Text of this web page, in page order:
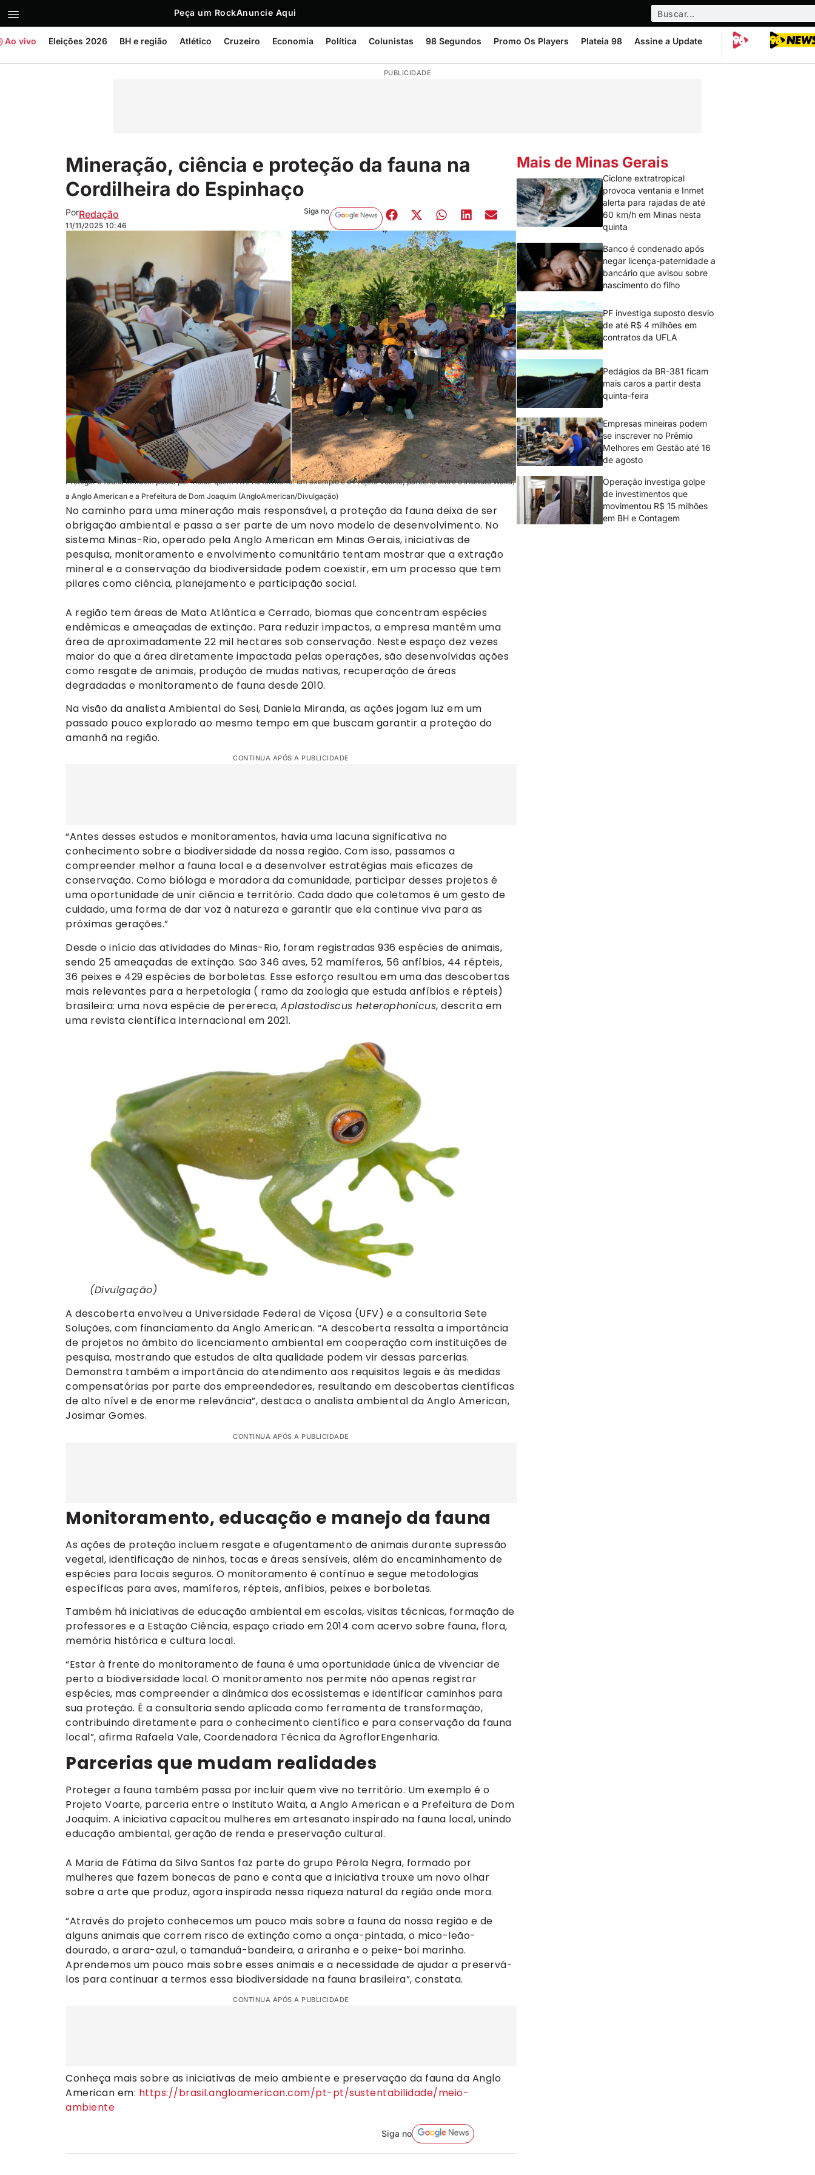
Peça um RockAnuncie Aqui
Ao vivo Eleições 2026 BH e região Atlético Cruzeiro Economia Política Colunistas 98 Segundos Promo Os Players Plateia 98 Assine a Update
PUBLICIDADE
Mineração, ciência e proteção da fauna na
Cordilheira do Espinhaço
PorRedação
11/11/2025 10:46
Siga no
Proteger a fauna também passa por incluir quem vive no território: um exemplo é o Projeto Voarte, parceria entre o Instituto Waita,
a Anglo American e a Prefeitura de Dom Joaquim (AngloAmerican/Divulgação)
No caminho para uma mineração mais responsável, a proteção da fauna deixa de ser
obrigação ambiental e passa a ser parte de um novo modelo de desenvolvimento. No
sistema Minas-Rio, operado pela Anglo American em Minas Gerais, iniciativas de
pesquisa, monitoramento e envolvimento comunitário tentam mostrar que a extração
mineral e a conservação da biodiversidade podem coexistir, em um processo que tem
pilares como ciência, planejamento e participação social.
A região tem áreas de Mata Atlântica e Cerrado, biomas que concentram espécies
endêmicas e ameaçadas de extinção. Para reduzir impactos, a empresa mantém uma
área de aproximadamente 22 mil hectares sob conservação. Neste espaço dez vezes
maior do que a área diretamente impactada pelas operações, são desenvolvidas ações
como resgate de animais, produção de mudas nativas, recuperação de áreas
degradadas e monitoramento de fauna desde 2010.
Na visão da analista Ambiental do Sesi, Daniela Miranda, as ações jogam luz em um
passado pouco explorado ao mesmo tempo em que buscam garantir a proteção do
amanhã na região.
CONTINUA APÓS A PUBLICIDADE
“Antes desses estudos e monitoramentos, havia uma lacuna significativa no
conhecimento sobre a biodiversidade da nossa região. Com isso, passamos a
compreender melhor a fauna local e a desenvolver estratégias mais eficazes de
conservação. Como bióloga e moradora da comunidade, participar desses projetos é
uma oportunidade de unir ciência e território. Cada dado que coletamos é um gesto de
cuidado, uma forma de dar voz à natureza e garantir que ela continue viva para as
próximas gerações.”
Desde o início das atividades do Minas-Rio, foram registradas 936 espécies de animais,
sendo 25 ameaçadas de extinção. São 346 aves, 52 mamíferos, 56 anfíbios, 44 répteis,
36 peixes e 429 espécies de borboletas. Esse esforço resultou em uma das descobertas
mais relevantes para a herpetologia ( ramo da zoologia que estuda anfíbios e répteis)
brasileira: uma nova espécie de perereca, Aplastodiscus heterophonicus, descrita em
uma revista científica internacional em 2021.
(Divulgação)
A descoberta envolveu a Universidade Federal de Viçosa (UFV) e a consultoria Sete
Soluções, com financiamento da Anglo American. “A descoberta ressalta a importância
de projetos no âmbito do licenciamento ambiental em cooperação com instituições de
pesquisa, mostrando que estudos de alta qualidade podem vir dessas parcerias.
Demonstra também a importância do atendimento aos requisitos legais e às medidas
compensatórias por parte dos empreendedores, resultando em descobertas científicas
de alto nível e de enorme relevância”, destaca o analista ambiental da Anglo American,
Josimar Gomes.
CONTINUA APÓS A PUBLICIDADE
Monitoramento, educação e manejo da fauna
As ações de proteção incluem resgate e afugentamento de animais durante supressão
vegetal, identificação de ninhos, tocas e áreas sensíveis, além do encaminhamento de
espécies para locais seguros. O monitoramento é contínuo e segue metodologias
específicas para aves, mamíferos, répteis, anfíbios, peixes e borboletas.
Também há iniciativas de educação ambiental em escolas, visitas técnicas, formação de
professores e a Estação Ciência, espaço criado em 2014 com acervo sobre fauna, flora,
memória histórica e cultura local.
“Estar à frente do monitoramento de fauna é uma oportunidade única de vivenciar de
perto a biodiversidade local. O monitoramento nos permite não apenas registrar
espécies, mas compreender a dinâmica dos ecossistemas e identificar caminhos para
sua proteção. É a consultoria sendo aplicada como ferramenta de transformação,
contribuindo diretamente para o conhecimento científico e para conservação da fauna
local”, afirma Rafaela Vale, Coordenadora Técnica da AgroflorEngenharia.
Parcerias que mudam realidades
Proteger a fauna também passa por incluir quem vive no território. Um exemplo é o
Projeto Voarte, parceria entre o Instituto Waita, a Anglo American e a Prefeitura de Dom
Joaquim. A iniciativa capacitou mulheres em artesanato inspirado na fauna local, unindo
educação ambiental, geração de renda e preservação cultural.
A Maria de Fátima da Silva Santos faz parte do grupo Pérola Negra, formado por
mulheres que fazem bonecas de pano e conta que a iniciativa trouxe um novo olhar
sobre a arte que produz, agora inspirada nessa riqueza natural da região onde mora.
“Através do projeto conhecemos um pouco mais sobre a fauna da nossa região e de
alguns animais que correm risco de extinção como a onça-pintada, o mico-leão-
dourado, a arara-azul, o tamanduá-bandeira, a ariranha e o peixe-boi marinho.
Aprendemos um pouco mais sobre esses animais e a necessidade de ajudar a preservá-
los para continuar a termos essa biodiversidade na fauna brasileira”, constata.
CONTINUA APÓS A PUBLICIDADE
Conheça mais sobre as iniciativas de meio ambiente e preservação da fauna da Anglo
American em: https://brasil.angloamerican.com/pt-pt/sustentabilidade/meio-
ambiente
Siga no
Mais de Minas Gerais
Ciclone extratropical
provoca ventania e Inmet
alerta para rajadas de até
60 km/h em Minas nesta
quinta
Banco é condenado após
negar licença-paternidade a
bancário que avisou sobre
nascimento do filho
PF investiga suposto desvio
de até R$ 4 milhões em
contratos da UFLA
Pedágios da BR-381 ficam
mais caros a partir desta
quinta-feira
Empresas mineiras podem
se inscrever no Prêmio
Melhores em Gestão até 16
de agosto
Operação investiga golpe
de investimentos que
movimentou R$ 15 milhões
em BH e Contagem